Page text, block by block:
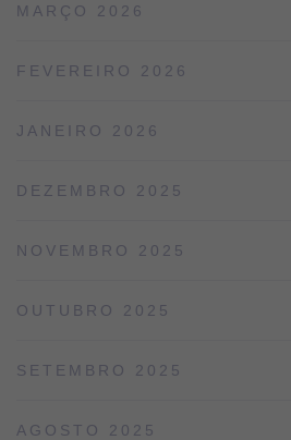
MARÇO 2026
FEVEREIRO 2026
JANEIRO 2026
DEZEMBRO 2025
NOVEMBRO 2025
OUTUBRO 2025
SETEMBRO 2025
AGOSTO 2025